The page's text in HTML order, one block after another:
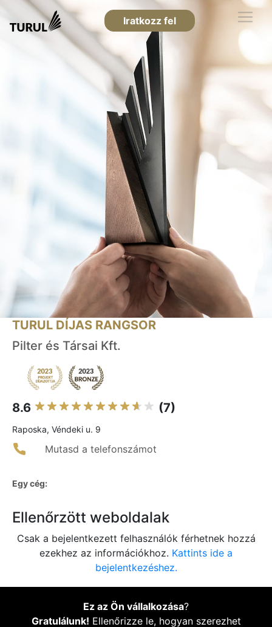
Iratkozz fel
TURUL DÍJAS RANGSOR
Pilter és Társai Kft.
8.6 (7)
Raposka, Véndeki u. 9
Mutasd a telefonszámot
Egy cég:
Ellenőrzött weboldalak
Csak a bejelentkezett felhasználók férhetnek hozzá
ezekhez az információkhoz. Kattints ide a
bejelentkezéshez.
Ez az Ön vállalkozása?
Gratulálunk! Ellenőrizze le, hogyan szerezhet